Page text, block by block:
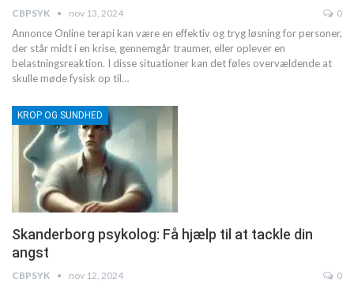
CBPSYK nov 13, 2024 0
Annonce Online terapi kan være en effektiv og tryg løsning for personer,
der står midt i en krise, gennemgår traumer, eller oplever en
belastningsreaktion. I disse situationer kan det føles overvældende at
skulle møde fysisk op til…
KROP OG SUNDHED
Skanderborg psykolog: Få hjælp til at tackle din
angst
CBPSYK nov 12, 2024 0